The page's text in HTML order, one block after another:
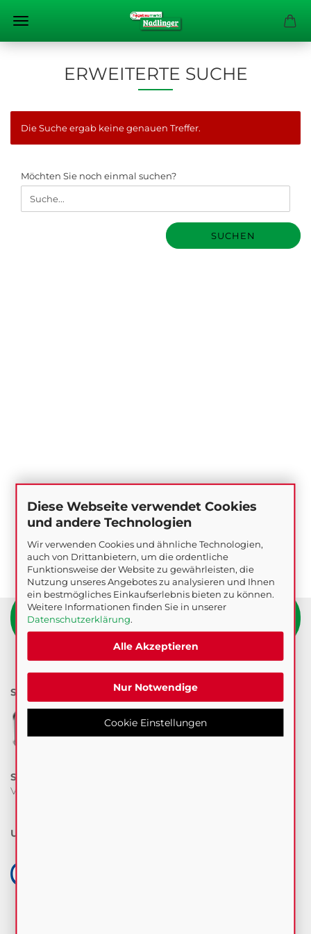
Diese Webseite verwendet Cookies
und andere Technologien
Wir verwenden Cookies und ähnliche Technologien,
auch von Drittanbietern, um die ordentliche
Funktionsweise der Website zu gewährleisten, die
Nutzung unseres Angebotes zu analysieren und Ihnen
ein bestmögliches Einkaufserlebnis bieten zu können.
Weitere Informationen finden Sie in unserer
Datenschutzerklärung.
Alle Akzeptieren
Nur Notwendige
Cookie Einstellungen
ERWEITERTE SUCHE
Die Suche ergab keine genauen Treffer.
MÖCHTEN
SIE
NOCH
EINMAL
Möchten Sie noch einmal suchen?
SUCHEN
Baumarkt Nadlinger, ein Familienbetrieb seit
über 100 Jahren in St. Pölten, Österreich.
SICHERHEIT
Sichere Bestell-& Zahlungsabwicklung
Verschlüsselung.
UNSERE PARTNER